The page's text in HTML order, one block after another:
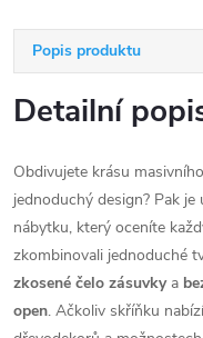
Popis produktu
Detailní
Obdivujete krásu
jednoduchý design? Pak
nábytku, který oceníte
zkombinovali jednoduché
zkosené čelo zásuvky a
open. Ačkoliv skříňku